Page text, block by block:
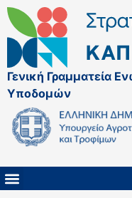
Γενική Γραμματεία
Υποδομών